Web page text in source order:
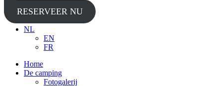
RESERVEER NU
NL
EN
FR
Home
De camping
Fotogalerij